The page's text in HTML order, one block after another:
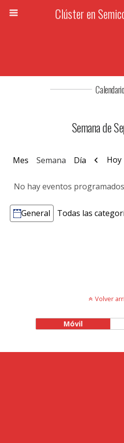
Clúster en
Calendario
Semana de
Mes Semana Día Hoy
No hay eventos
Categorías
General Todas las
Volver
Móvil